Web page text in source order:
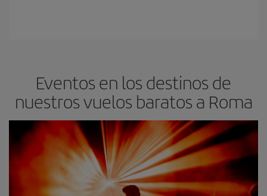
Eventos en los destinos de
nuestros vuelos baratos a Roma